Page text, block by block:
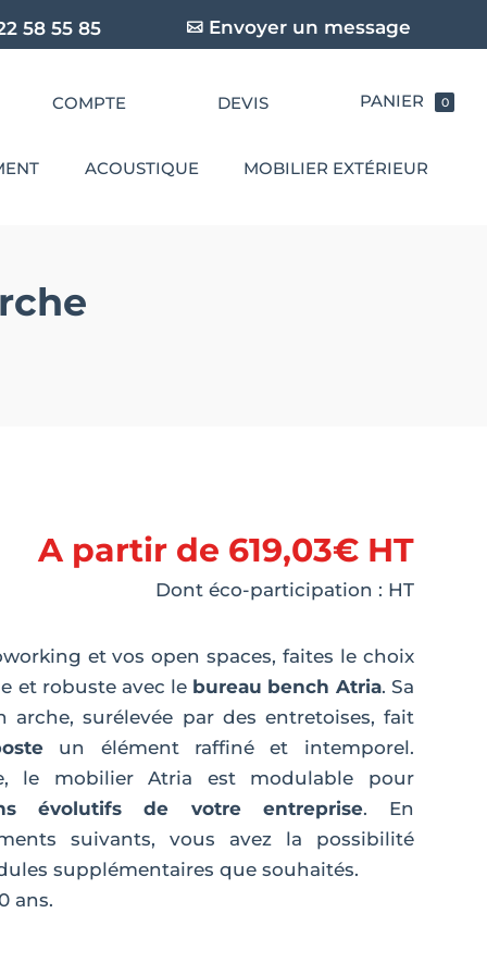
58 55 85 Envoyer un message
COMPTE DEVIS 0
ACOUSTIQUE MOBILIER EXTÉRIEUR
A partir de 619,03€HT
Dont éco-participation : HT
et vos open spaces, faites le choix
et robuste avec le bureau bench Atria. Sa
arche, surélevée par des entretoises, fait
un élément raffiné et intemporel.
le mobilier Atria est modulable pour
évolutifs de votre entreprise. En
suivants, vous avez la possibilité
supplémentaires que souhaités.
ans.